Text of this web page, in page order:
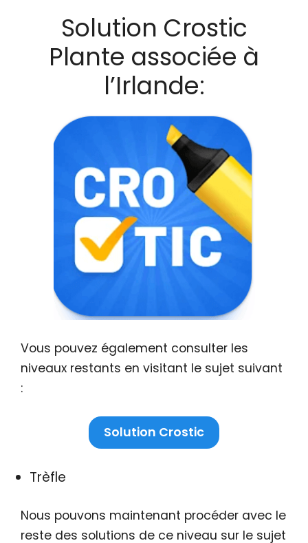
Solution Crostic
Plante associée à
l’Irlande:
Vous pouvez également consulter les
niveaux restants en visitant le sujet suivant
:
Solution Crostic
Trèfle
Nous pouvons maintenant procéder avec le
reste des solutions de ce niveau sur le sujet